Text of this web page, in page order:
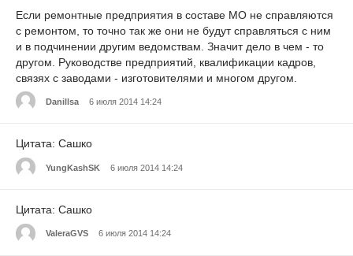
Если ремонтные предприятия в составе МО не справляются
с ремонтом, то точно так же они не будут справляться с ним
и в подчинении другим ведомствам. Значит дело в чем - то
другом. Руководстве предприятий, квалификации кадров,
связях с заводами - изготовителями и многом другом.
Danillsa 6 июля 2014 14:24
Цитата: Сашко
YungKashSK 6 июля 2014 14:24
Цитата: Сашко
ValeraGVS 6 июля 2014 14:24